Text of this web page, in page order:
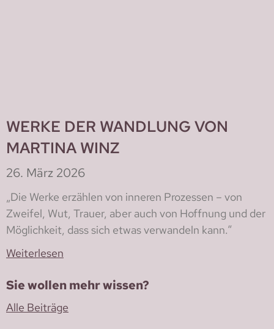
WERKE DER WANDLUNG VON
MARTINA WINZ
26. März 2026
„Die Werke erzählen von inneren Prozessen – von
Zweifel, Wut, Trauer, aber auch von Hoffnung und der
Möglichkeit, dass sich etwas verwandeln kann.“
Weiterlesen
Sie wollen mehr wissen?
Alle Beiträge